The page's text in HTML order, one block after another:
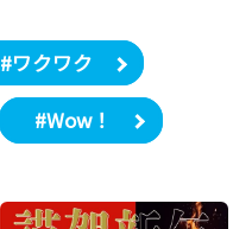
#ワクワク
#Wow！